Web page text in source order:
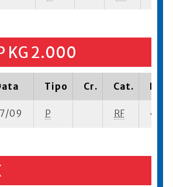
KG 2.000
Tipo Cr. Cat.
09 P RF 43